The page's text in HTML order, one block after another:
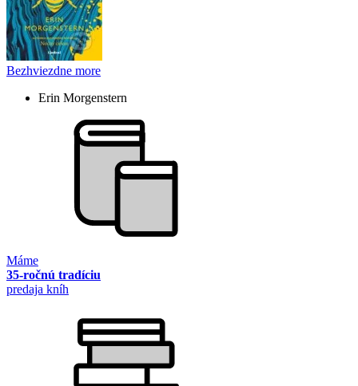
Bezhviezdne more
Erin Morgenstern
Máme
35-ročnú tradíciu
predaja kníh